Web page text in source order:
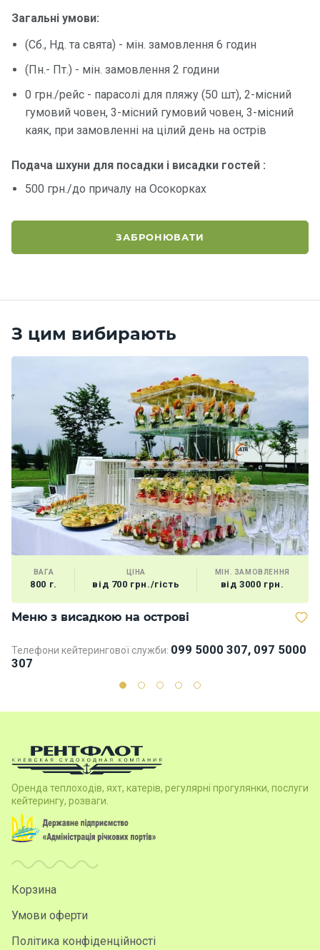
Загальні умови:
(Сб., Нд. та свята) - мін. замовлення 6 годин
(Пн.- Пт.) - мін. замовлення 2 години
0 грн./рейс - парасолі для пляжу (50 шт), 2-місний
гумовий човен, 3-місний гумовий човен, 3-місний
каяк, при замовленні на цілий день на острів
Подача шхуни для посадки і висадки гостей :
500 грн./до причалу на Осокорках
ЗАБРОНЮВАТИ
З цим вибирають
ВАГА
800 г.
ЦІНА
від 700 грн./гість
МІН. ЗАМОВЛЕННЯ
від 3000 грн.
Меню з висадкою на острові
Телефони кейтерингової служби: 099 5000 307, 097 5000
307
Оренда теплоходів, яхт, катерів, регулярні прогулянки, послуги
кейтерингу, розваги.
Корзина
Умови оферти
Політика конфіденційності